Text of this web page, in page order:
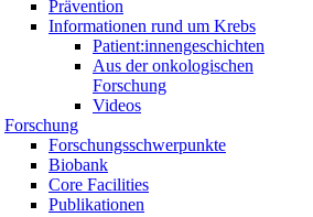
Prävention
Informationen rund um Krebs
Patient:innengeschichten
Aus der onkologischen
Forschung
Videos
Forschung
Forschungsschwerpunkte
Biobank
Core Facilities
Publikationen